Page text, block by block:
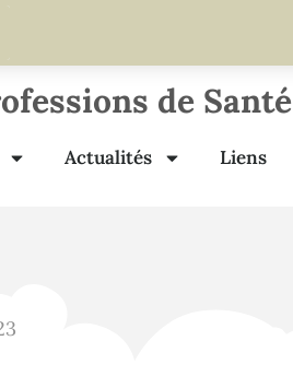
de Santé
Actualités Liens